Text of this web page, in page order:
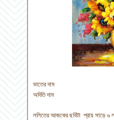
ভাতের দাম
অদিতি দাম
ললিতের আজকের ছবিটা প্রায় সাড়ে ৬